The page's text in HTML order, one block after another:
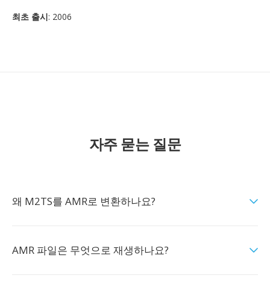
최초 출시: 2006
자주 묻는 질문
왜 M2TS를 AMR로 변환하나요?
AMR 파일은 무엇으로 재생하나요?